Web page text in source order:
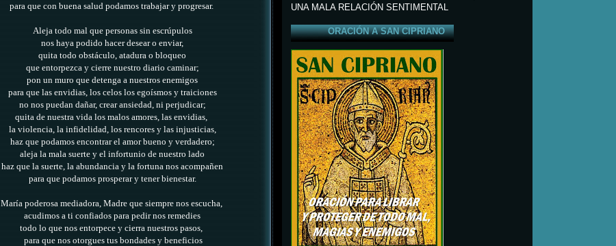
para que con buena salud podamos trabajar y progresar.
Aleja todo mal que personas sin escrúpulos
nos haya podido hacer desear o enviar,
quita todo obstáculo, atadura o bloqueo
que entorpezca y cierre nuestro diario caminar;
pon un muro que detenga a nuestros enemigos
para que las envidias, los celos los egoísmos y traiciones
no nos puedan dañar, crear ansiedad, ni perjudicar;
quita de nuestra vida los malos amores, las envidias,
la violencia, la infidelidad, los rencores y las injusticias,
haz que podamos encontrar el amor bueno y verdadero;
aleja la mala suerte y el infortunio de nuestro lado
haz que la suerte, la abundancia y la fortuna nos acompañen
para que podamos prosperar y tener bienestar.
María poderosa mediadora, Madre que siempre nos escucha,
acudimos a ti confiados para pedir nos remedies
todo lo que nos entorpece y cierra nuestros pasos,
para que nos otorgues tus bondades y beneficios
UNA MALA RELACIÓN SENTIMENTAL
ORACIÓN A SAN CIPRIANO